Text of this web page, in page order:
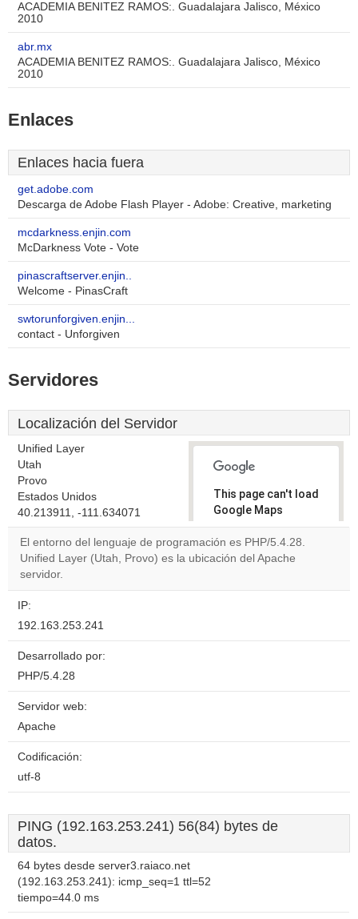
ACADEMIA BENITEZ RAMOS:. Guadalajara Jalisco, México
2010
abr.mx
ACADEMIA BENITEZ RAMOS:. Guadalajara Jalisco, México
2010
Enlaces
Enlaces hacia fuera
get.adobe.com
Descarga de Adobe Flash Player - Adobe: Creative, marketing
mcdarkness.enjin.com
McDarkness Vote - Vote
pinascraftserver.enjin..
Welcome - PinasCraft
swtorunforgiven.enjin...
contact - Unforgiven
Servidores
Localización del Servidor
Unified Layer
Utah
Provo
Estados Unidos
40.213911, -111.634071
This page can't load
Google Maps
correctly.
Do you
El entorno del lenguaje de programación es PHP/5.4.28.
Unified Layer (Utah, Provo) es la ubicación del Apache
servidor.
IP:
192.163.253.241
Desarrollado por:
PHP/5.4.28
Servidor web:
Apache
Codificación:
utf-8
PING (192.163.253.241) 56(84) bytes de
datos.
64 bytes desde server3.raiaco.net
(192.163.253.241): icmp_seq=1 ttl=52
tiempo=44.0 ms